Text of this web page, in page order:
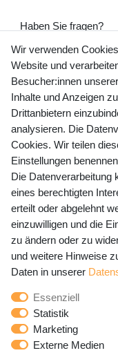
Haben Sie fragen?
+49 (0)
Mo-Fr 9-15 Uhr
shop@banjado.com
Preisangaben inkl.
Versandkosten
Newsletter
E-MAIL **
Newsletter
Honig
Hiermit bestätige
gelesen habe.
widerrufen.**
Wir verwenden
Website und
Besucher:innen
Inhalte und Anzeigen
Drittanbietern
analysieren. Die
Cookies. Wir teilen
Einstellungen
Die Datenverarbeitung
eines berechtigten
erteilt oder abgelehnt
einzuwilligen und die
zu ändern oder zu
und weitere Hinweise
Daten in unserer
Essenziell
Statistik
Marketing
Externe Medien